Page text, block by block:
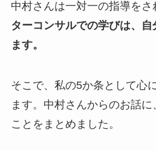
中村さんは一対一の指導をさ
ターコンサルでの学びは、
ます。
そこで、私の5か条として心
ます。中村さんからのお話
ことをまとめました。